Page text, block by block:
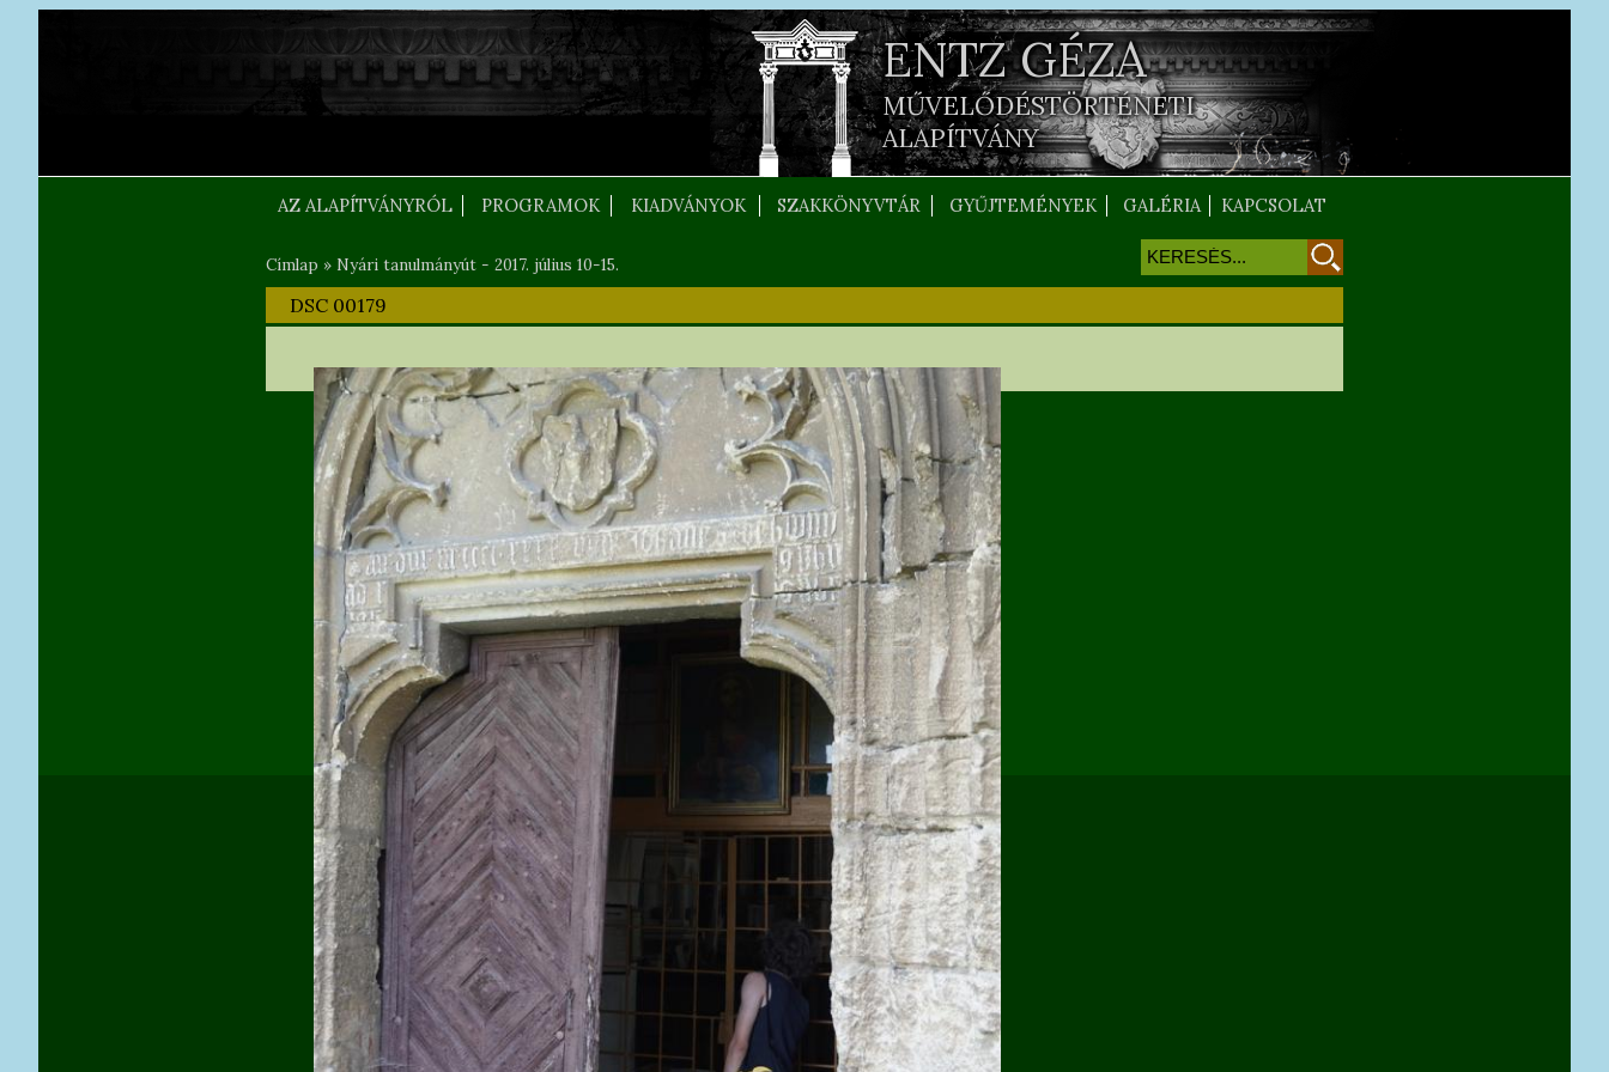
ENTZ GÉZA
MŰVELŐDÉSTÖRTÉNETI
ALAPÍTVÁNY
AZ ALAPÍTVÁNYRÓL PROGRAMOK KIADVÁNYOK SZAKKÖNYVTÁR GYŰJTEMÉNYEK GALÉRIA KAPCSOLAT
Jelenlegi hely
Címlap » Nyári tanulmányút - 2017. július 10-15. Keresés űrlap
Keresés
DSC 00179